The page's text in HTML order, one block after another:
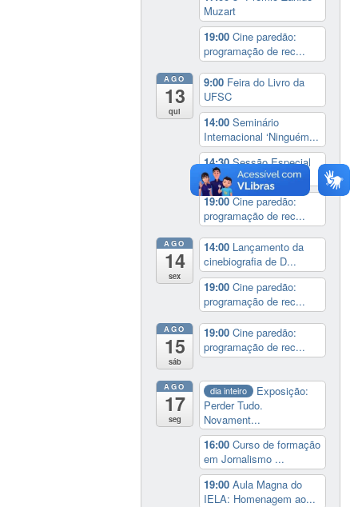
Muzart
19:00Cine paredão:
programação de rec...
AGO
13
qui
9:00 Feira do Livro da
UFSC
14:00Seminário
Internacional ‘Ninguém...
14:30Sessão Especial
do Conselho Esta...
19:00Cine paredão:
programação de rec...
AGO
14
sex
14:00 Lançamento da
cinebiografia de D...
19:00Cine paredão:
programação de rec...
AGO
15
sáb
19:00Cine paredão:
programação de rec...
AGO
17
seg
dia inteiro
Exposição:
Perder Tudo.
Novament...
16:00Curso de formação
em Jornalismo ...
19:00Aula Magna do
IELA: Homenagem ao...